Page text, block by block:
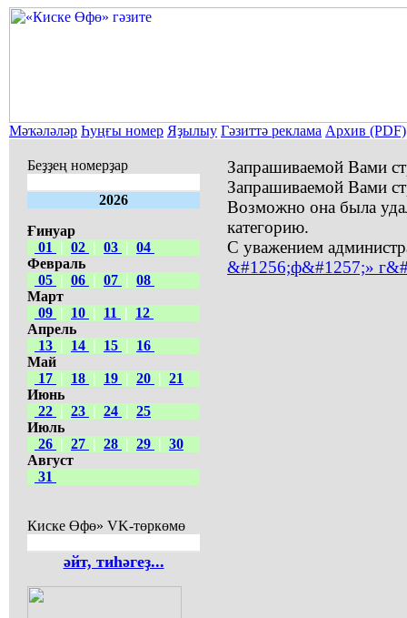
Мәҡәләләр Һуңғы номер Яҙылыу Гәзиттә реклама Архив (PDF)
Беҙҙең номерҙар
2026
Ғинуар
01
| 02 | 03 | 04
Февраль
05 | 06 | 07 | 08
Март
09 | 10 | 11 |
12
Апрель
13 | 14 | 15 |
16
Май
17 | 18 | 19 | 20 | 21
Июнь
22 | 23 | 24 | 25
Июль
26 | 27 | 28 | 29 | 30
Август
31
Киске Өфө» VK-төркөмө
әйт, тиһәгеҙ...
Запрашиваемой Вами
Запрашиваемой Вами
Возможно она была
категорию.
С уважением
&#1256;ф&#1257;»